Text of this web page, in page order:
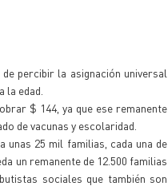
percibir la asignación universal
edad.
$ 144, ya que ese remanente
de vacunas y escolaridad.
25 mil familias, cada una de
un remanente de 12.500 familias
sociales que también son